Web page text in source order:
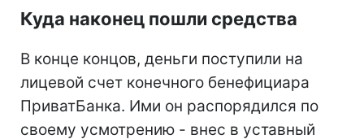
Куда наконец пошли средства
В конце концов, деньги поступили на
лицевой счет конечного бенефициара
ПриватБанка. Ими он распорядился по
своему усмотрению - внес в уставный